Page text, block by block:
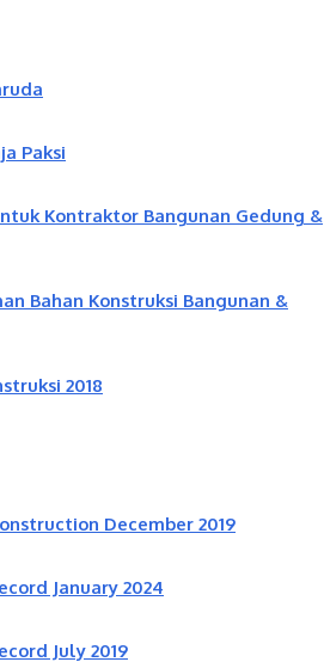
Paksi
Kontraktor Bangunan Gedung &
Bahan Konstruksi Bangunan &
2018
December 2019
January 2024
July 2019